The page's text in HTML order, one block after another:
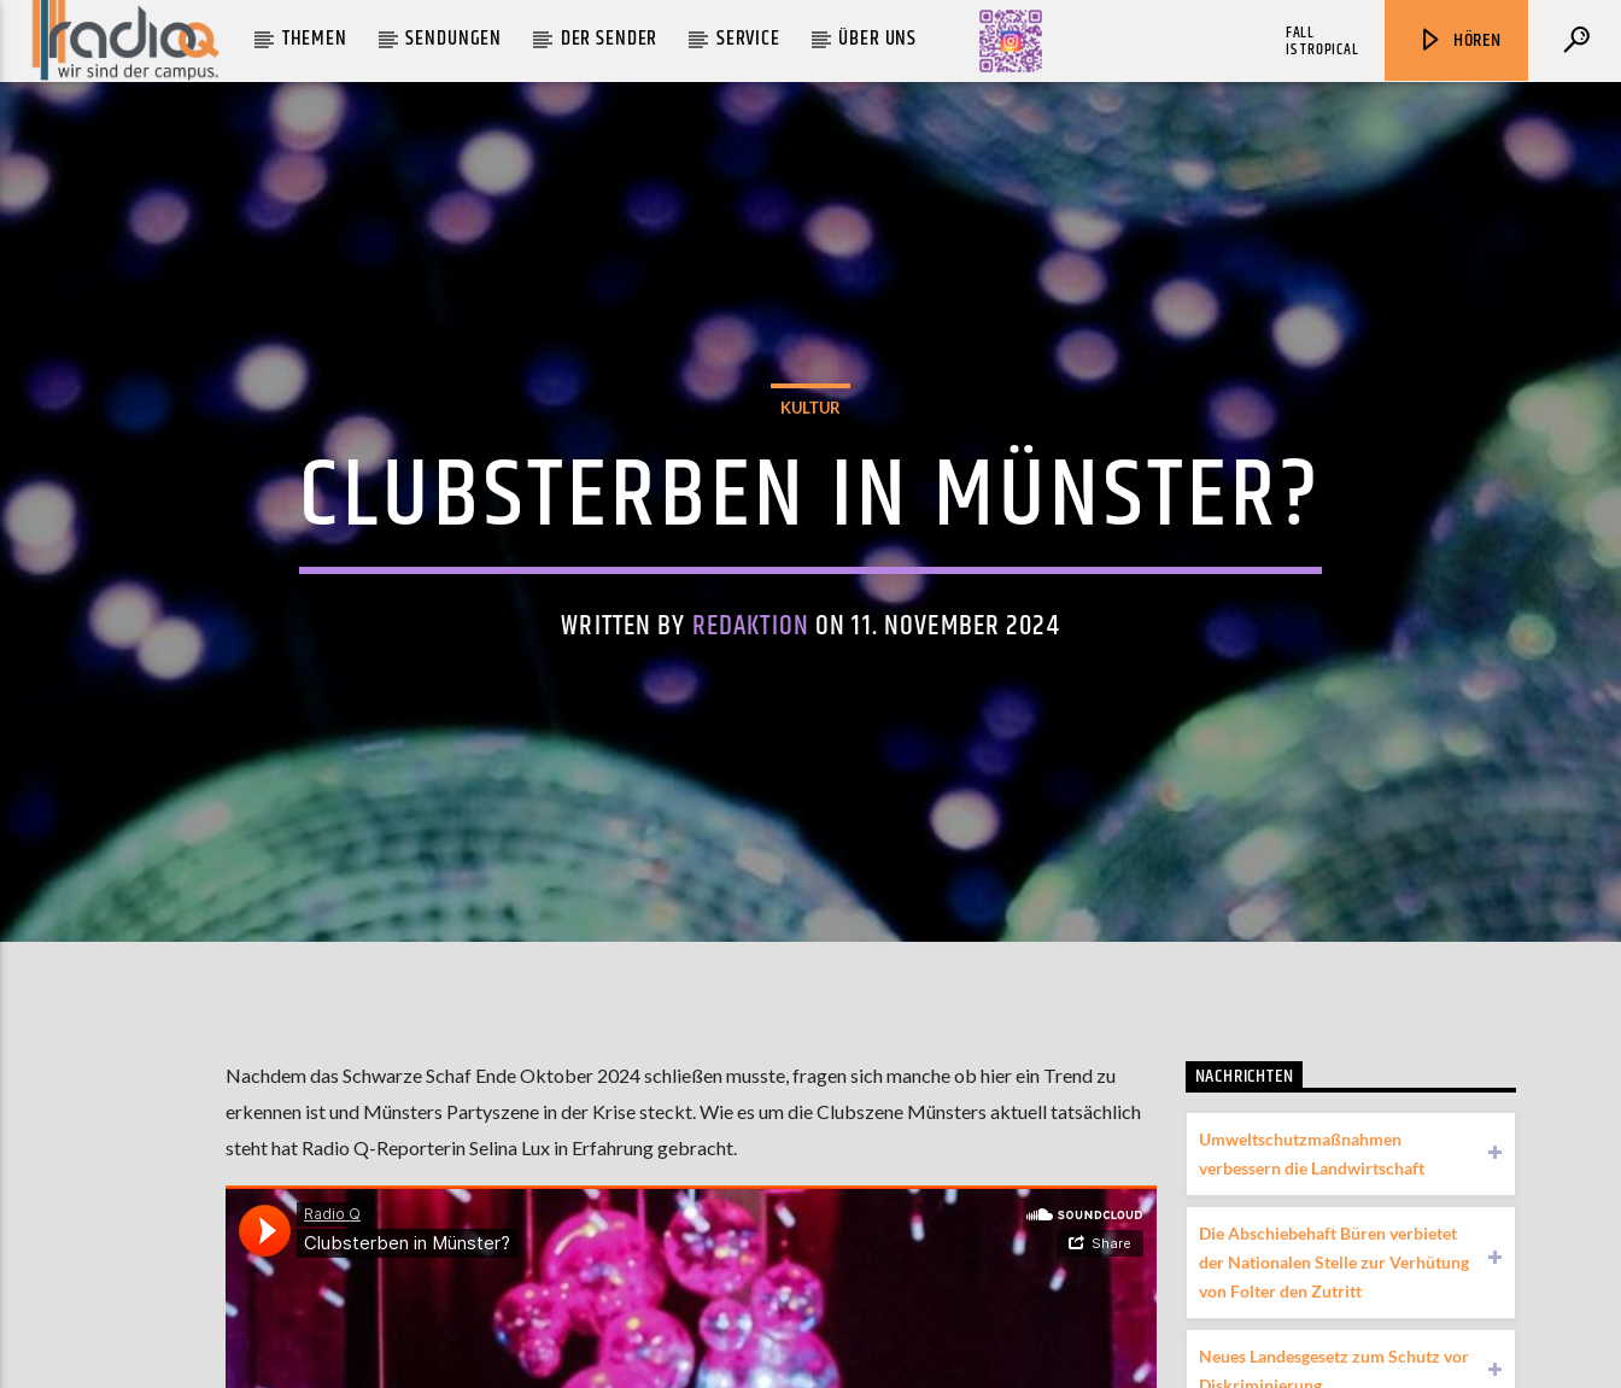
THEMEN SENDUNGEN DER SENDER SERVICE ÜBER UNS HÖREN
FALL
IS TROPICAL
AKTUELLER TRACK AKTUELLE SENDUNG
MOEBIUS
12:00
ZU HÖREN IN
Münster90,9 MHz
Steinfurt103,9 MHz
KULTUR
CLUBSTERBEN IN MÜNSTER?
WRITTEN BY REDAKTION ON 11. NOVEMBER 2024
Nachdem das Schwarze Schaf Ende Oktober 2024 schließen musste, fragen sich manche ob hier ein Trend zu
erkennen ist und Münsters Partyszene in der Krise steckt. Wie es um die Clubszene Münsters aktuell tatsächlich
steht hat Radio Q-Reporterin Selina Lux in Erfahrung gebracht.
NACHRICHTEN
Umweltschutzmaßnahmen
verbessern die Landwirtschaft
Die Abschiebehaft Büren verbietet
der Nationalen Stelle zur Verhütung
von Folter den Zutritt
Neues Landesgesetz zum Schutz vor